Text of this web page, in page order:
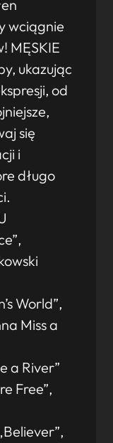
wciągnie
MĘSKIE
ukazując
od
się
i
długo
World”,
Miss a
a River”
Free”,